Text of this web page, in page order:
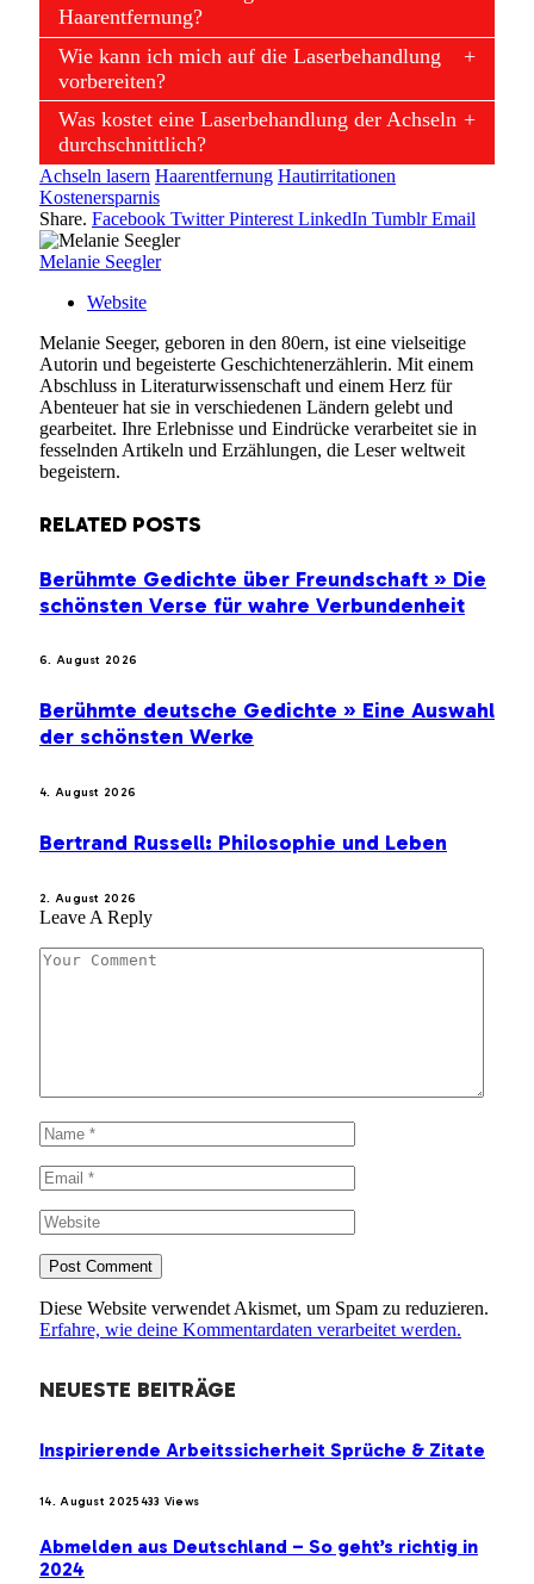
Haarentfernung?
Wie kann ich mich auf die Laserbehandlung
vorbereiten?
Was kostet eine Laserbehandlung der Achseln
durchschnittlich?
Achseln lasern Haarentfernung Hautirritationen
Kostenersparnis
Share. Facebook Twitter Pinterest LinkedIn Tumblr Email
Melanie Seegler
Website
Melanie Seeger, geboren in den 80ern, ist eine vielseitige
Autorin und begeisterte Geschichtenerzählerin. Mit einem
Abschluss in Literaturwissenschaft und einem Herz für
Abenteuer hat sie in verschiedenen Ländern gelebt und
gearbeitet. Ihre Erlebnisse und Eindrücke verarbeitet sie in
fesselnden Artikeln und Erzählungen, die Leser weltweit
begeistern.
RELATED POSTS
Berühmte Gedichte über Freundschaft » Die
schönsten Verse für wahre Verbundenheit
6. August 2026
Berühmte deutsche Gedichte » Eine Auswahl
der schönsten Werke
4. August 2026
Bertrand Russell: Philosophie und Leben
2. August 2026
Leave A Reply
Diese Website verwendet Akismet, um Spam zu reduzieren.
Erfahre, wie deine Kommentardaten verarbeitet werden.
NEUESTE BEITRÄGE
Inspirierende Arbeitssicherheit Sprüche & Zitate
14. August 2025433 Views
Abmelden aus Deutschland – So geht’s richtig in
2024